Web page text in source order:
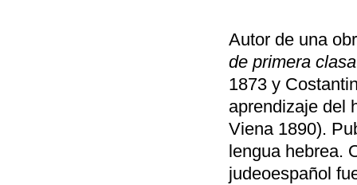
Autor de una
de primera
1873 y
aprendizaje del
Viena 1890).
lengua hebrea.
judeoespañol